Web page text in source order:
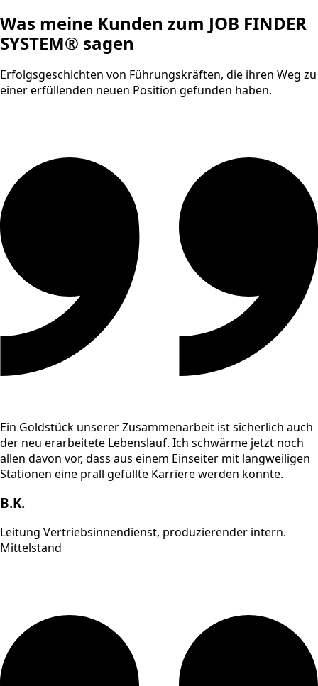
Was meine Kunden zum JOB FINDER
SYSTEM® sagen
Erfolgsgeschichten von Führungskräften, die ihren Weg zu
einer erfüllenden neuen Position gefunden haben.
Ein Goldstück unserer Zusammenarbeit ist sicherlich auch
der neu erarbeitete Lebenslauf. Ich schwärme jetzt noch
allen davon vor, dass aus einem Einseiter mit langweiligen
Stationen eine prall gefüllte Karriere werden konnte.
B.K.
Leitung Vertriebsinnendienst, produzierender intern.
Mittelstand